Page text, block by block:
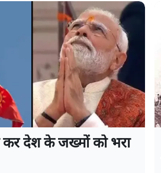
कर देश के जख्मों को भरा